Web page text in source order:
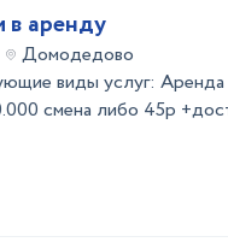
в аренду
Домодедово
виды услуг:
смена либо 45р